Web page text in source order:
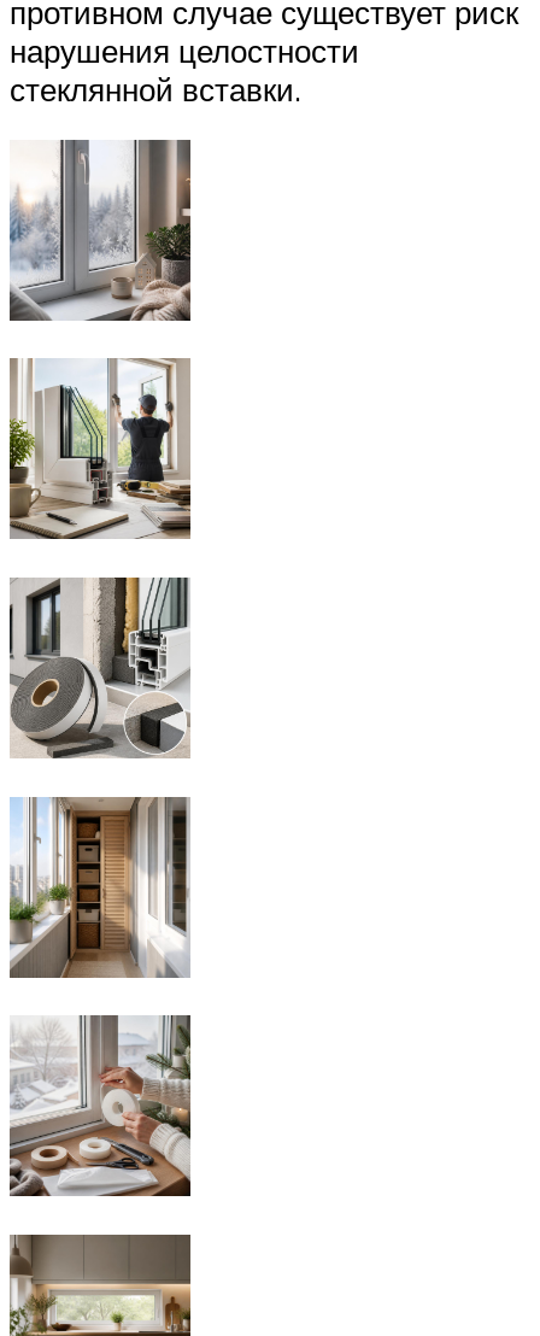
противном случае существует риск
нарушения целостности
стеклянной вставки.